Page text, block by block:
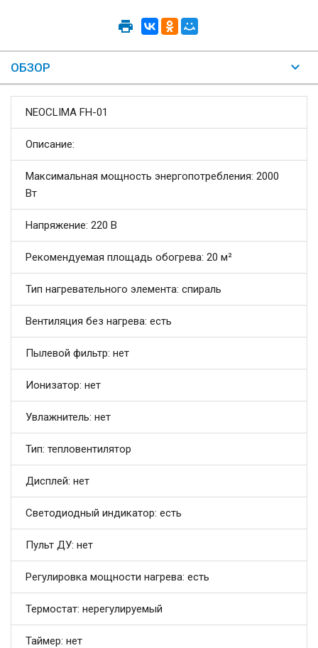
ОБЗОР
NEOCLIMA FH-01
Описание:
Максимальная мощность энергопотребления: 2000
Вт
Напряжение: 220 В
Рекомендуемая площадь обогрева: 20 м²
Тип нагревательного элемента: спираль
Вентиляция без нагрева: есть
Пылевой фильтр: нет
Ионизатор: нет
Увлажнитель: нет
Тип: тепловентилятор
Дисплей: нет
Светодиодный индикатор: есть
Пульт ДУ: нет
Регулировка мощности нагрева: есть
Термостат: нерегулируемый
Таймер: нет